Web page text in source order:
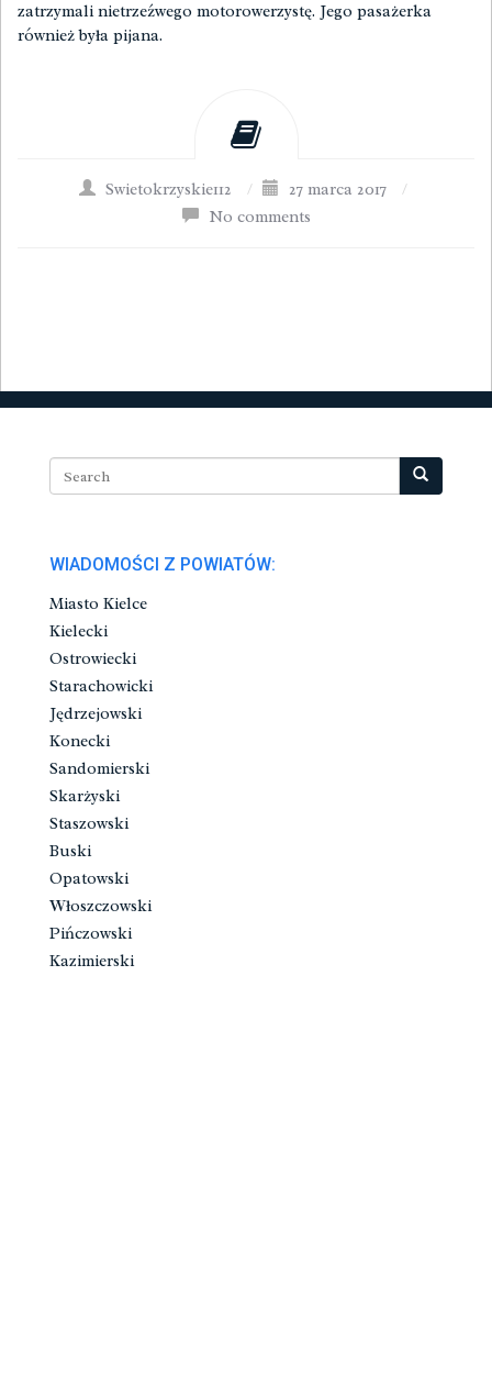
zatrzymali nietrzeźwego motorowerzystę. Jego pasażerka
również była pijana.
Swietokrzyskie112 / 27 marca 2017
/
No comments
WIADOMOŚCI Z POWIATÓW:
Miasto Kielce
Kielecki
Ostrowiecki
Starachowicki
Jędrzejowski
Konecki
Sandomierski
Skarżyski
Staszowski
Buski
Opatowski
Włoszczowski
Pińczowski
Kazimierski